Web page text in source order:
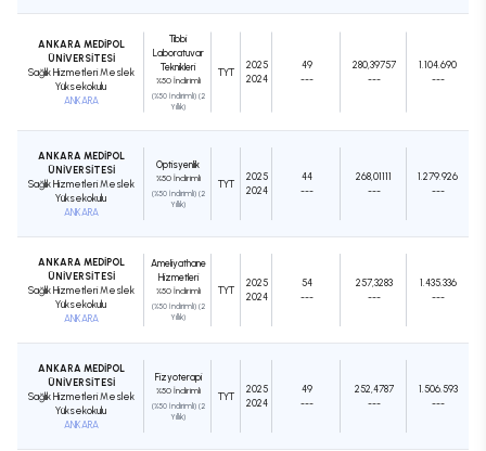
ANKARA MEDİPOL
ÜNİVERSİTESİ
Sağlık Hizmetleri Meslek
Yüksekokulu
ANKARA
Tıbbi
Laboratuvar
Teknikleri
%50 İndirimli
(%50 İndirimli) (2
Yıllık)
TYT
2025
2024
49
---
280,39757
---
1.104.690
---
ANKARA MEDİPOL
ÜNİVERSİTESİ
Sağlık Hizmetleri Meslek
Yüksekokulu
ANKARA
Optisyenlik
%50 İndirimli
(%50 İndirimli) (2
Yıllık)
TYT
2025
2024
44
---
268,01111
---
1.279.926
---
ANKARA MEDİPOL
ÜNİVERSİTESİ
Sağlık Hizmetleri Meslek
Yüksekokulu
ANKARA
Ameliyathane
Hizmetleri
%50 İndirimli
(%50 İndirimli) (2
Yıllık)
TYT
2025
2024
54
---
257,3283
---
1.435.336
---
ANKARA MEDİPOL
ÜNİVERSİTESİ
Sağlık Hizmetleri Meslek
Yüksekokulu
ANKARA
Fizyoterapi
%50 İndirimli
(%50 İndirimli) (2
Yıllık)
TYT
2025
2024
49
---
252,4787
---
1.506.593
---